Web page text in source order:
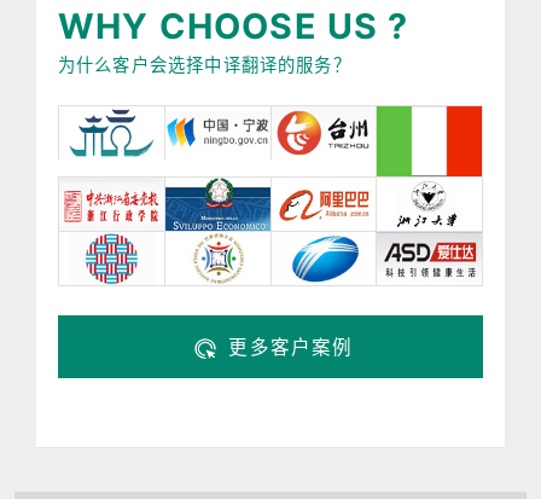
WHY CHOOSE US ?
为什么客户会选择中译翻译的服务？
更多客户案例